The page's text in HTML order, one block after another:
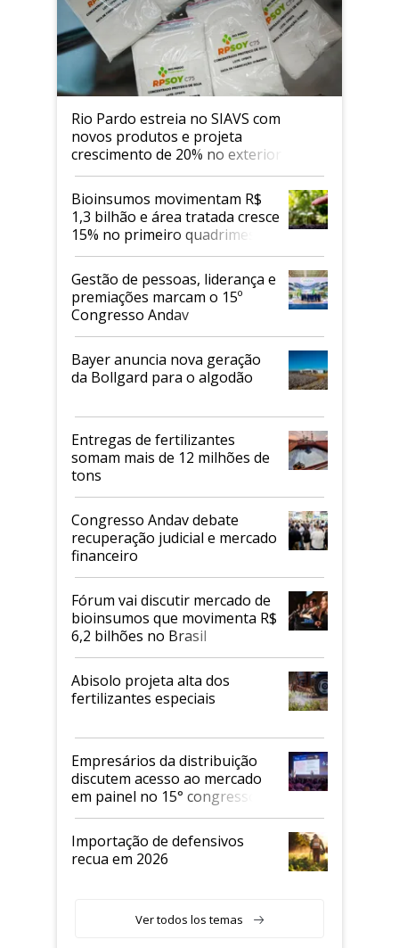
Rio Pardo estreia no SIAVS com
novos produtos e projeta
crescimento de 20% no exterior
Bioinsumos movimentam R$
1,3 bilhão e área tratada cresce
15% no primeiro quadrimestre
de 2026
Gestão de pessoas, liderança e
premiações marcam o 15º
Congresso Andav
Bayer anuncia nova geração
da Bollgard para o algodão
Entregas de fertilizantes
somam mais de 12 milhões de
tons
Congresso Andav debate
recuperação judicial e mercado
financeiro
Fórum vai discutir mercado de
bioinsumos que movimenta R$
6,2 bilhões no Brasil
Abisolo projeta alta dos
fertilizantes especiais
Empresários da distribuição
discutem acesso ao mercado
em painel no 15° congresso
Andav
Importação de defensivos
recua em 2026
Ver todos los temas